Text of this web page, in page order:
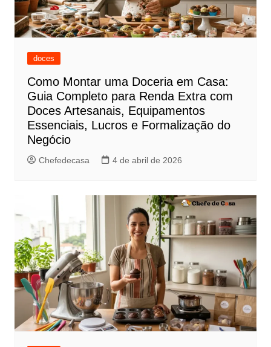
doces
Como Montar uma Doceria em Casa:
Guia Completo para Renda Extra com
Doces Artesanais, Equipamentos
Essenciais, Lucros e Formalização do
Negócio
Chefedecasa 4 de abril de 2026